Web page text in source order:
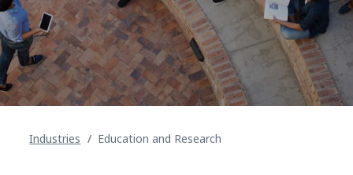
Industries Education and Research